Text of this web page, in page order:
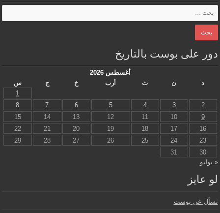
دور على بوست بالتاريخ
أغسطس 2026
د
ن ث أرب خ ج
س
1
2
3
4
5
6
7
8
9
10
11
12
13
14
15
16
17
18
19
20
21
22
23
24
25
26
27
28
29
30
31
« يوليو
لو عايز
تسأل عن بوست